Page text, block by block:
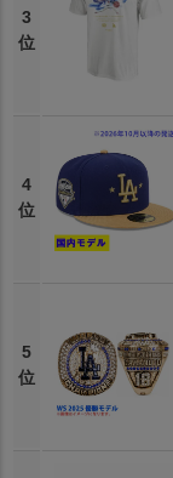
3
位
4
位
5
位